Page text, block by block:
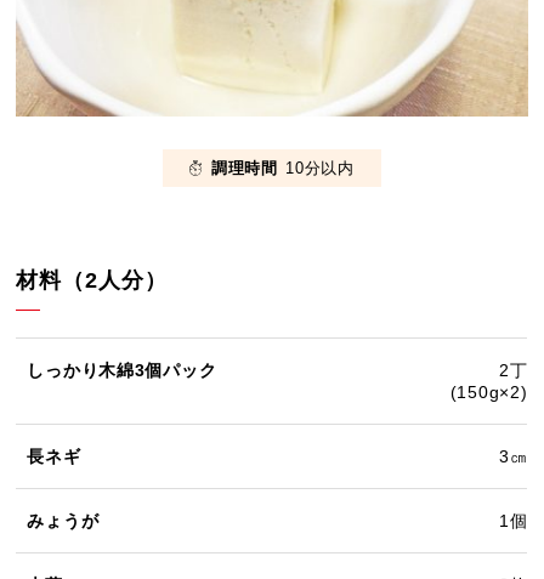
調理時間 10分以内
材料（2人分）
しっかり木綿3個パック
2丁
(150g×2)
長ネギ 3㎝
みょうが 1個